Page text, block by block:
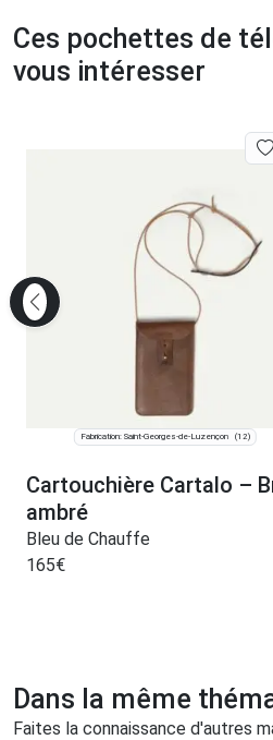
Ces pochettes de
vous intéresser
Fabrication: Saint-Georges-de-Luzençon (12)
Cartouchière Cartalo –
ambré
Bleu de Chauffe
165€
Dans la même
Faites la connaissance d'autres